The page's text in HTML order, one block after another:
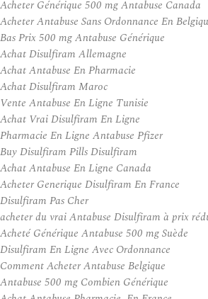
Acheter Générique 500 mg Antabuse Canada
Acheter Antabuse Sans Ordonnance En
Bas Prix 500 mg Antabuse Générique
Achat Disulfiram Allemagne
Achat Antabuse En Pharmacie
Achat Disulfiram Maroc
Vente Antabuse En Ligne Tunisie
Achat Vrai Disulfiram En Ligne
Pharmacie En Ligne Antabuse Pfizer
Buy Disulfiram Pills Disulfiram
Achat Antabuse En Ligne Canada
Acheter Generique Disulfiram En France
Disulfiram Pas Cher
acheter du vrai Antabuse Disulfiram à prix
Acheté Générique Antabuse 500 mg Suède
Disulfiram En Ligne Avec Ordonnance
Comment Acheter Antabuse Belgique
Antabuse 500 mg Combien Générique